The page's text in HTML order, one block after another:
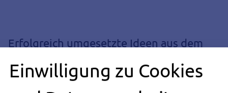
Erfolgreich umgesetzte Ideen aus dem
Neustädter Kirchenplatz: unsere Stadt,
Einwilligung zu Cookies